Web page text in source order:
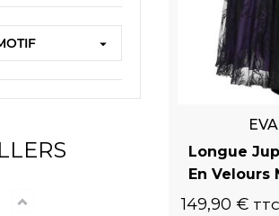

Longue
En Velours
149,90 €